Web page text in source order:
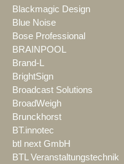
Blackmagic Design
Blue Noise
Bose Professional
BRAINPOOL
Brand-L
BrightSign
Broadcast Solutions
BroadWeigh
Brunckhorst
BT.innotec
btl next GmbH
BTL Veranstaltungstechnik